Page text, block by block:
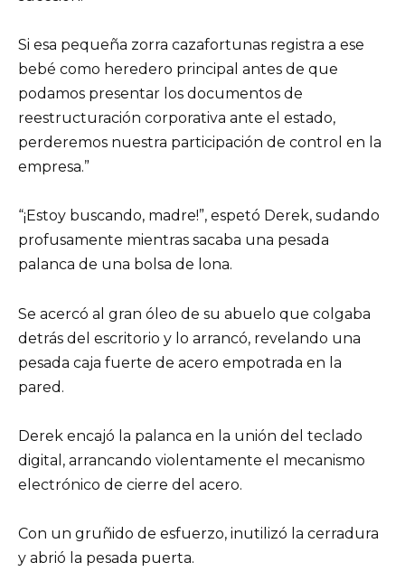
Si esa pequeña zorra cazafortunas registra a ese
bebé como heredero principal antes de que
podamos presentar los documentos de
reestructuración corporativa ante el estado,
perderemos nuestra participación de control en la
empresa.”
“¡Estoy buscando, madre!”, espetó Derek, sudando
profusamente mientras sacaba una pesada
palanca de una bolsa de lona.
Se acercó al gran óleo de su abuelo que colgaba
detrás del escritorio y lo arrancó, revelando una
pesada caja fuerte de acero empotrada en la
pared.
Derek encajó la palanca en la unión del teclado
digital, arrancando violentamente el mecanismo
electrónico de cierre del acero.
Con un gruñido de esfuerzo, inutilizó la cerradura
y abrió la pesada puerta.